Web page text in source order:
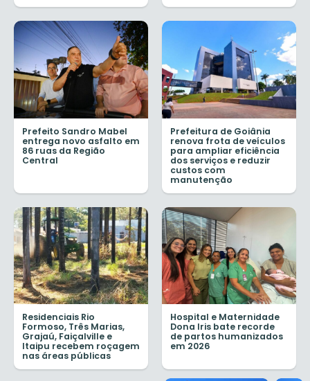
Prefeito Sandro Mabel
entrega novo asfalto em
86 ruas da Região
Central
Prefeitura de Goiânia
renova frota de veículos
para ampliar eficiência
dos serviços e reduzir
custos com
manutenção
Residenciais Rio
Formoso, Três Marias,
Grajaú, Faiçalville e
Itaipu recebem roçagem
nas áreas públicas
Hospital e Maternidade
Dona Iris bate recorde
de partos humanizados
em 2026